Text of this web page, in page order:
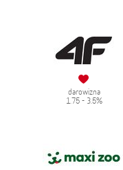
darowizna
1.75 - 3.5%